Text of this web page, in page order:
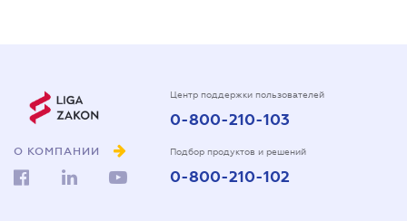
О КОМПАНИИ
Центр поддержки пользователей
0-800-210-103
Подбор продуктов и решений
0-800-210-102